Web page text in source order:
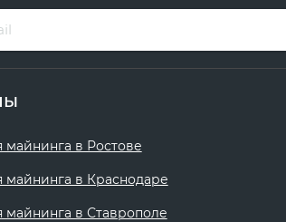
в Ростове
в Краснодаре
в Ставрополе